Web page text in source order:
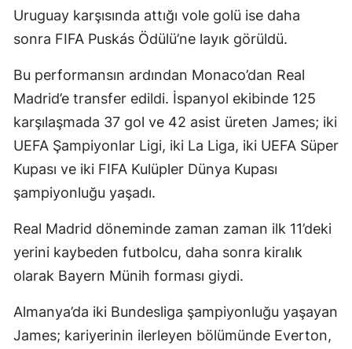
Uruguay karşısında attığı vole golü ise daha
sonra FIFA Puskás Ödülü’ne layık görüldü.
Bu performansın ardından Monaco’dan Real
Madrid’e transfer edildi. İspanyol ekibinde 125
karşılaşmada 37 gol ve 42 asist üreten James; iki
UEFA Şampiyonlar Ligi, iki La Liga, iki UEFA Süper
Kupası ve iki FIFA Kulüpler Dünya Kupası
şampiyonluğu yaşadı.
Real Madrid döneminde zaman zaman ilk 11’deki
yerini kaybeden futbolcu, daha sonra kiralık
olarak Bayern Münih forması giydi.
Almanya’da iki Bundesliga şampiyonluğu yaşayan
James; kariyerinin ilerleyen bölümünde Everton,